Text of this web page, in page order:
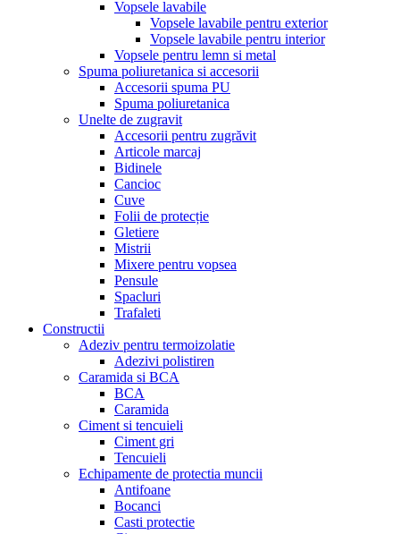
Vopsele lavabile
Vopsele lavabile pentru exterior
Vopsele lavabile pentru interior
Vopsele pentru lemn si metal
Spuma poliuretanica si accesorii
Accesorii spuma PU
Spuma poliuretanica
Unelte de zugravit
Accesorii pentru zugrăvit
Articole marcaj
Bidinele
Cancioc
Cuve
Folii de protecție
Gletiere
Mistrii
Mixere pentru vopsea
Pensule
Spacluri
Trafaleti
Constructii
Adeziv pentru termoizolatie
Adezivi polistiren
Caramida si BCA
BCA
Caramida
Ciment si tencuieli
Ciment gri
Tencuieli
Echipamente de protectia muncii
Antifoane
Bocanci
Casti protectie